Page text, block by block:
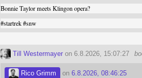
Bonnie Taylor meets Klingon opera?
#startrek #snw
Till Westermayer on 6.8.2026, 15:07:27
Rico Grimm on6.8.2026, 08:46:25